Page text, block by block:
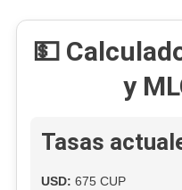
Disparó
Otra
Vez”:
Dólar
Récord
💵
y
Tasas
USD: 675 CUP